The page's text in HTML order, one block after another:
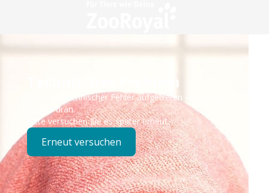
Technisches Problem
Es ist ein technischer Fehler aufgetreten – wir sind
bereits dran.
Bitte versuchen Sie es später erneut.
Erneut versuchen